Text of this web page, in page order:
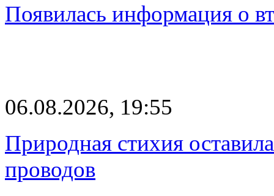
Появилась информация о
06.08.2026, 19:55
Природная стихия
проводов